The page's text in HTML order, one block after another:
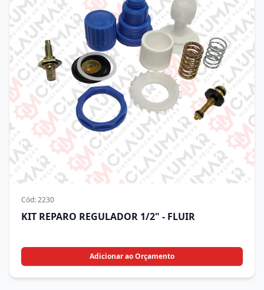
Cód:2230
KIT REPARO REGULADOR 1/2" - FLUIR
Adicionar ao Orçamento